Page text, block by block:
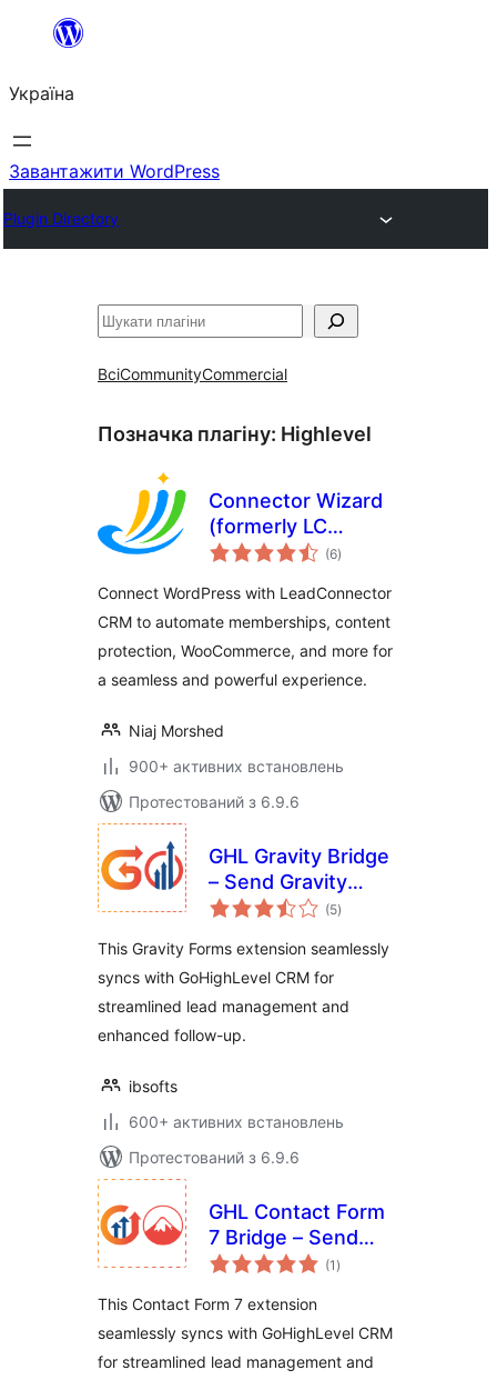
Перейти
вмісту
Україна
Завантажити WordPress
Plugin Directory
Пошук
ВсіCommunityCommercial
Позначка плагіну: Highlevel
Connector Wizard
(formerly LC
Wizard)
(6загальний
рейтинг
)
Connect WordPress with LeadConnector
CRM to automate memberships, content
protection, WooCommerce, and more for
a seamless and powerful experience.
Niaj Morshed
900+ активних встановлень
Протестований з 6.9.6
GHL Gravity Bridge
– Send Gravity
Forms leads to GHL
(5загальний
рейтинг
)
This Gravity Forms extension seamlessly
syncs with GoHighLevel CRM for
streamlined lead management and
enhanced follow-up.
ibsofts
600+ активних встановлень
Протестований з 6.9.6
GHL Contact Form
7 Bridge – Send
Contact Form 7
(1 загальний
рейтинг
)
This Contact Form 7 extension
seamlessly syncs with GoHighLevel CRM
for streamlined lead management and